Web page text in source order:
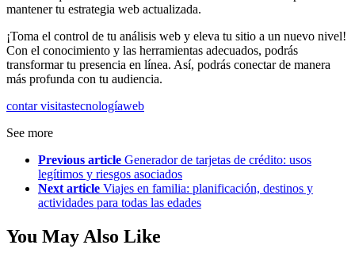
mantener tu estrategia web actualizada.
¡Toma el control de tu análisis web y eleva tu sitio a un nuevo nivel!
Con el conocimiento y las herramientas adecuados, podrás
transformar tu presencia en línea. Así, podrás conectar de manera
más profunda con tu audiencia.
contar visitastecnologíaweb
See more
Previous article Generador de tarjetas de crédito: usos
legítimos y riesgos asociados
Next article Viajes en familia: planificación, destinos y
actividades para todas las edades
You May Also Like